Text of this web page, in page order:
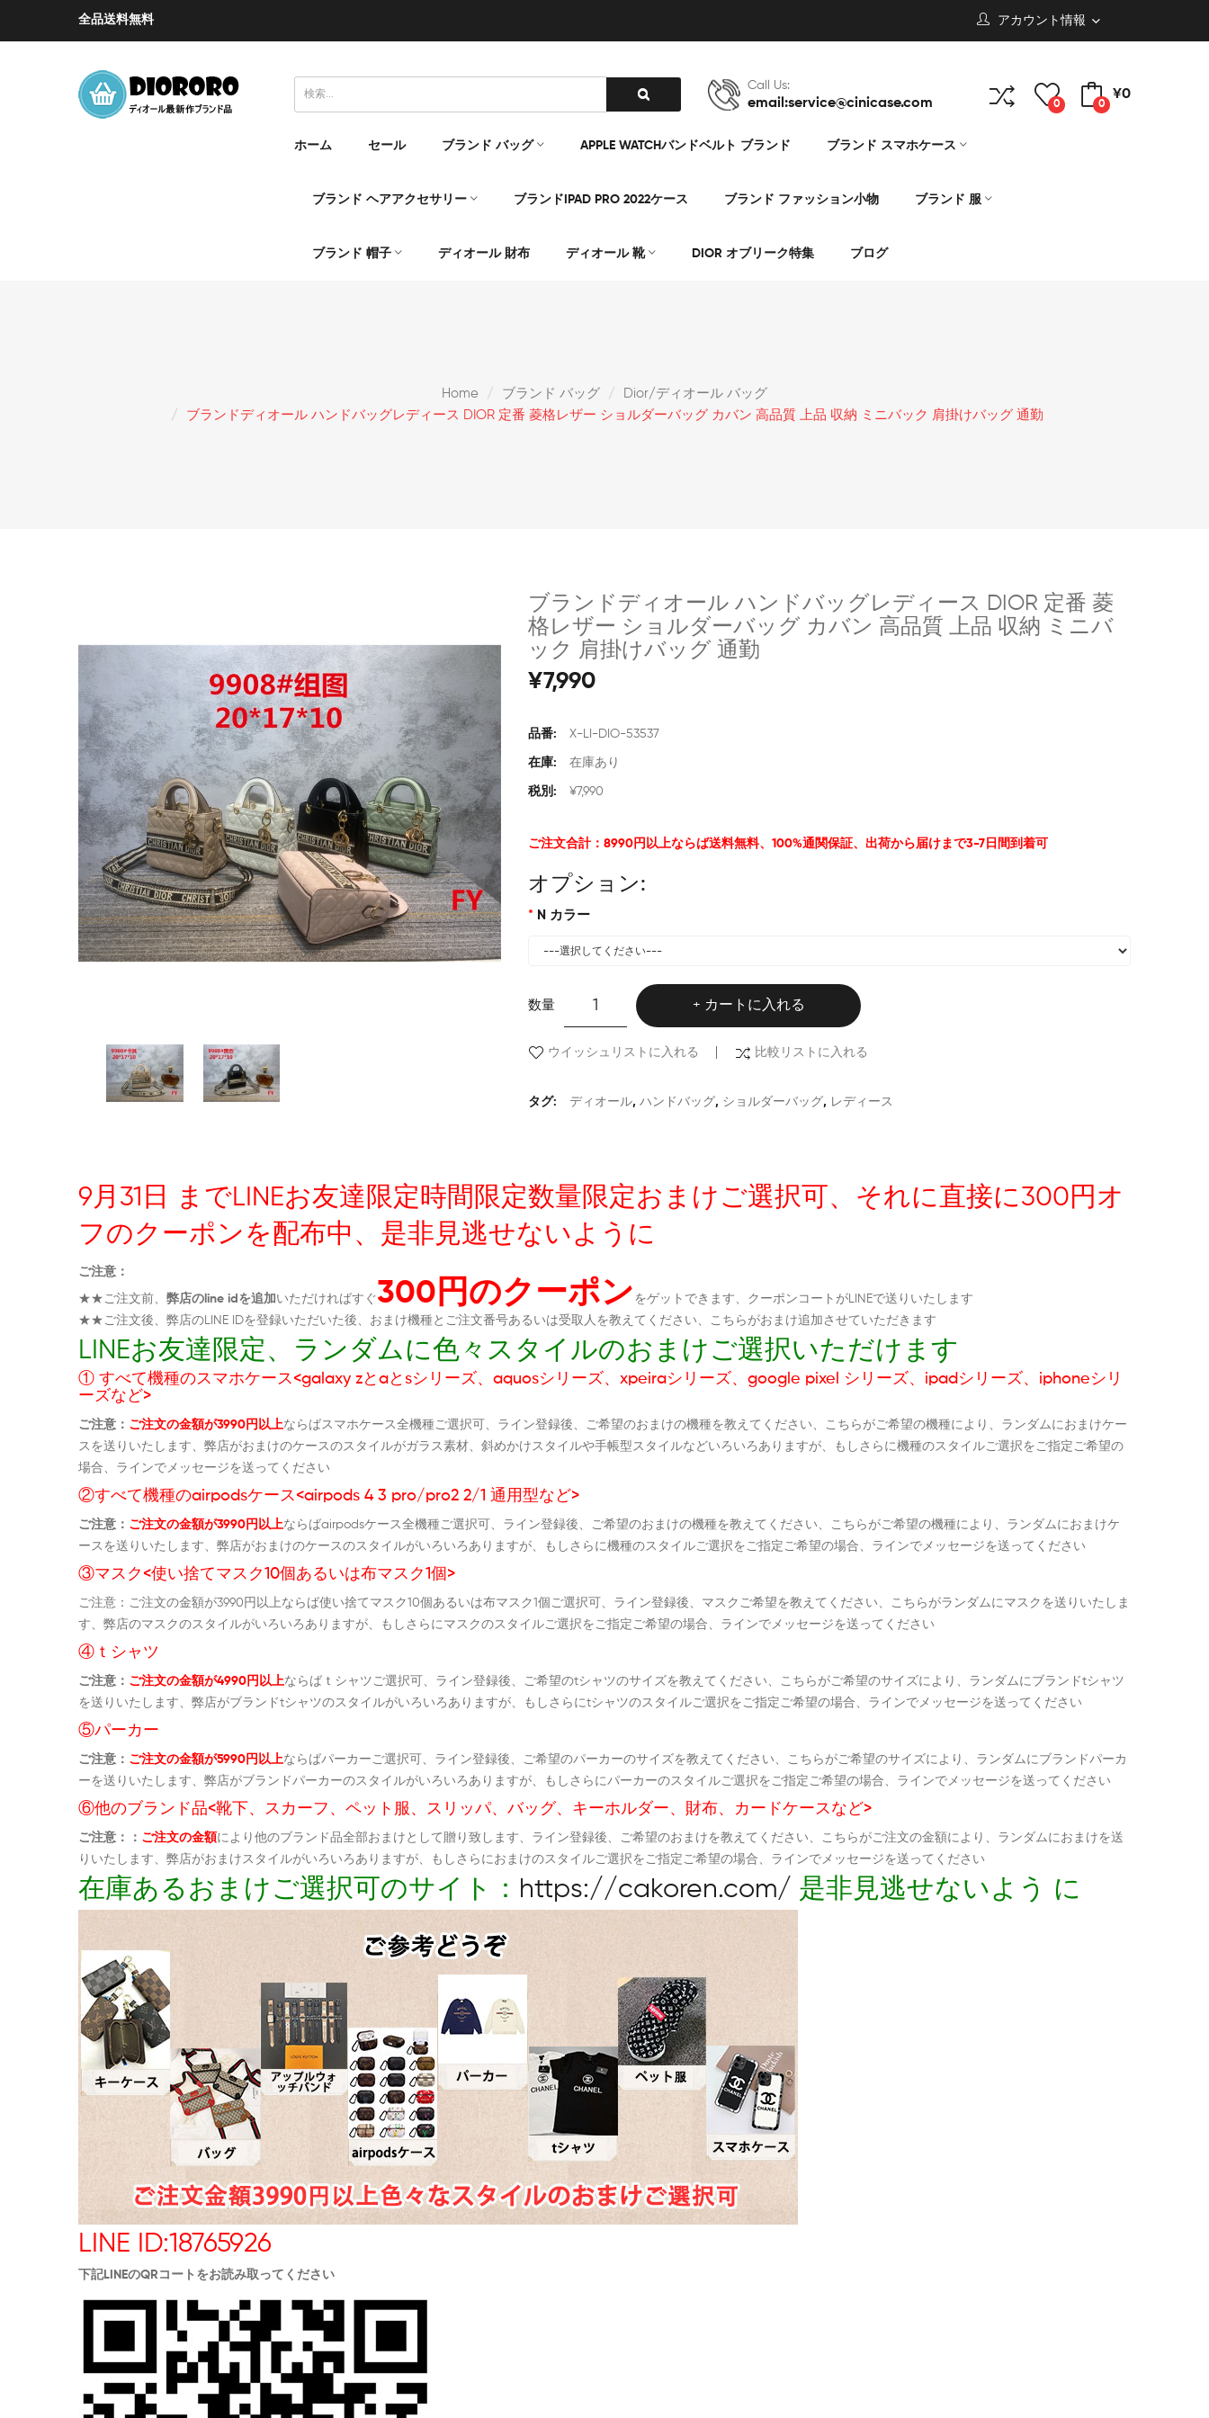
全品送料無料 アカウント情報
Call Us:
email:service@cinicase.com 0 0
¥0
ホーム セール ブランド バッグ APPLE WATCHバンドベルト ブランド ブランド スマホケース
ブランド ヘアアクセサリー ブランドIPAD PRO 2022ケース ブランド ファッション小物 ブランド 服
ブランド 帽子 ディオール 財布 ディオール 靴 DIOR オブリーク特集 ブログ
Home ブランド バッグ
Dior/ディオール バッグ
ブランドディオール ハンドバッグレディース DIOR 定番 菱格レザー ショルダーバッグ カバン 高品質 上品 収納 ミニバック 肩掛けバッグ 通勤
ブランドディオール ハンドバッグレディース DIOR 定番 菱
格レザー ショルダーバッグ カバン 高品質 上品 収納 ミニバ
ック 肩掛けバッグ 通勤
¥7,990
品番: X-LI-DIO-53537
在庫: 在庫あり
税別: ¥7,990
ご注文合計：8990円以上ならば送料無料、100%通関保証、出荷から届けまで3-7日間到着可
オプション:
N カラー
数量 カートに入れる
ウイッシュリストに入れる 比較リストに入れる
タグ: ディオール, ハンドバッグ, ショルダーバッグ, レディース
9月31日 までLINEお友達限定時間限定数量限定おまけご選択可、それに直接に300円オ
フのクーポンを配布中、是非見逃せないように
ご注意：
★★ご注文前、 弊店のline idを追加 いただければすぐ300円のクーポン をゲットできます、クーポンコートがLINEで送りいたします
★★ご注文後、弊店のLINE IDを登録いただいた後、おまけ機種とご注文番号あるいは受取人を教えてください、こちらがおまけ追加させていただきます
LINEお友達限定、ランダムに色々スタイルのおまけご選択いただけます
① すべて機種のスマホケース<galaxy zとaとsシリーズ、aquosシリーズ、xpeiraシリーズ、google pixel シリーズ、ipadシリーズ、iphoneシリ
ーズなど>
ご注意： ご注文の金額が3990円以上ならばスマホケース全機種ご選択可、ライン登録後、ご希望のおまけの機種を教えてください、こちらがご希望の機種により、ランダムにおまけケー
スを送りいたします、弊店がおまけのケースのスタイルがガラス素材、斜めかけスタイルや手帳型スタイルなどいろいろありますが、もしさらに機種のスタイルご選択をご指定ご希望の
場合、ラインでメッセージを送ってください
②すべて機種のairpodsケース<airpods 4 3 pro/pro2 2/1 通用型など>
ご注意： ご注文の金額が3990円以上ならばairpodsケース全機種ご選択可、ライン登録後、ご希望のおまけの機種を教えてください、こちらがご希望の機種により、ランダムにおまけケ
ースを送りいたします、弊店がおまけのケースのスタイルがいろいろありますが、もしさらに機種のスタイルご選択をご指定ご希望の場合、ラインでメッセージを送ってください
③マスク<使い捨てマスク10個あるいは布マスク1個>
ご注意：ご注文の金額が3990円以上ならば使い捨てマスク10個あるいは布マスク1個ご選択可、ライン登録後、マスクご希望を教えてください、こちらがランダムにマスクを送りいたしま
す、弊店のマスクのスタイルがいろいろありますが、もしさらにマスクのスタイルご選択をご指定ご希望の場合、ラインでメッセージを送ってください
④ｔシャツ
ご注意： ご注文の金額が4990円以上ならばｔシャツご選択可、ライン登録後、ご希望のtシャツのサイズを教えてください、こちらがご希望のサイズにより、ランダムにブランドtシャツ
を送りいたします、弊店がブランドtシャツのスタイルがいろいろありますが、もしさらにtシャツのスタイルご選択をご指定ご希望の場合、ラインでメッセージを送ってください
⑤パーカー
ご注意： ご注文の金額が5990円以上ならばパーカーご選択可、ライン登録後、ご希望のパーカーのサイズを教えてください、こちらがご希望のサイズにより、ランダムにブランドパーカ
ーを送りいたします、弊店がブランドパーカーのスタイルがいろいろありますが、もしさらにパーカーのスタイルご選択をご指定ご希望の場合、ラインでメッセージを送ってください
⑥他のブランド品<靴下、スカーフ、ペット服、スリッパ、バッグ、キーホルダー、財布、カードケースなど>
ご注意：： ご注文の金額により他のブランド品全部おまけとして贈り致します、ライン登録後、ご希望のおまけを教えてください、こちらがご注文の金額により、ランダムにおまけを送
りいたします、弊店がおまけスタイルがいろいろありますが、もしさらにおまけのスタイルご選択をご指定ご希望の場合、ラインでメッセージを送ってください
在庫あるおまけご選択可のサイト： https://cakoren.com/ 是非見逃せないよう に
LINE ID:18765926
下記LINEのQRコートをお読み取ってください